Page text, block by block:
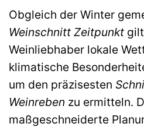
Obgleich der Winter
Weinschnitt Zeitpunkt
Weinliebhaber lokale
klimatische
um den präzisesten
Weinreben zu ermitteln.
maßgeschneiderte